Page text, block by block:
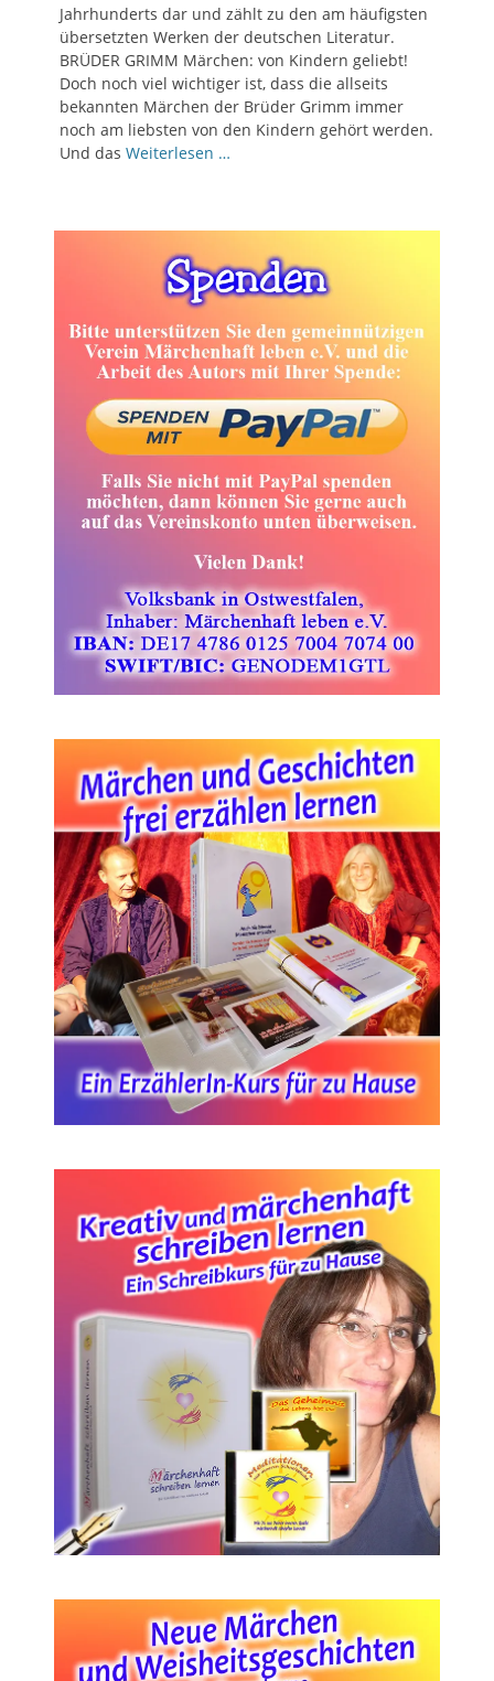
Jahrhunderts dar und zählt zu den am häufigsten
übersetzten Werken der deutschen Literatur.
BRÜDER GRIMM Märchen: von Kindern geliebt!
Doch noch viel wichtiger ist, dass die allseits
bekannten Märchen der Brüder Grimm immer
noch am liebsten von den Kindern gehört werden.
Und das Weiterlesen …